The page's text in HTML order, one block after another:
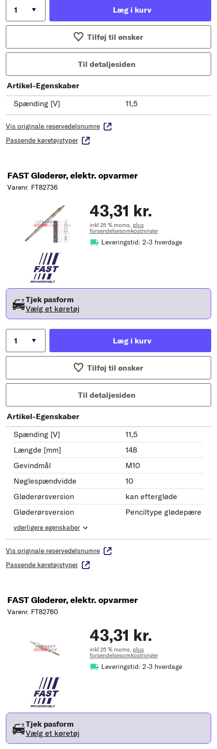
Læg i kurv
Tilføj til ønsker
Til detaljesiden
Artikel-Egenskaber
Spænding [V]
11,5
Vis originale reservedelsnumre
Passende køretøjstyper
FAST Gløderør, elektr. opvarmer
Varenr. FT82736
43,31 kr.
inkl 25 % moms, plus
forsendelsesomkostninger
Leveringstid: 2-3 hverdage
Tjek pasform
Vælg et køretøj
Læg i kurv
Tilføj til ønsker
Til detaljesiden
Artikel-Egenskaber
Spænding [V]
11,5
Længde [mm]
148
Gevindmål
M10
Nøglespændvidde
10
Gløderørsversion
kan eftergløde
Gløderørsversion
Penciltype glødepære
yderligere egenskaber
Vis originale reservedelsnumre
Passende køretøjstyper
FAST Gløderør, elektr. opvarmer
Varenr. FT82760
43,31 kr.
inkl 25 % moms, plus
forsendelsesomkostninger
Leveringstid: 2-3 hverdage
Tjek pasform
Vælg et køretøj